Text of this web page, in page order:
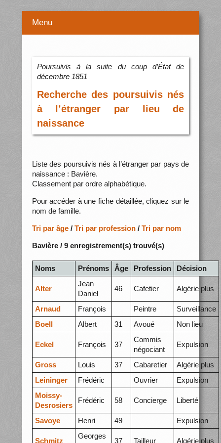
Menu
Poursuivis à la suite du coup d’État de
décembre 1851
Recherche des poursuivis nés
à l’étranger par lieu de
naissance
Liste des poursuivis nés à l’étranger par pays de
naissance : Bavière.
Classement par ordre alphabétique.
Pour accéder à une fiche détaillée, cliquez sur le
nom de famille.
Tri par âge/ Tri par profession/ Tri par nom
Bavière / 9 enregistrement(s) trouvé(s)
Noms Prénoms Âge Profession Décision
Alter
Jean
Daniel
46 Cafetier Algérie plus
Arnaud François Peintre
Surveillance
Boell
Albert 31 Avoué Non lieu
Eckel François 37
Commis
négociant
Expulsion
Gross Louis 37 Cabaretier
Algérie plus
Leininger
Frédéric Ouvrier
Expulsion
Moissy-
Desrosiers
Frédéric 58 Concierge Liberté
Savoye Henri 49 Expulsion
Schmitz
Georges
37 Tailleur Algérie plus